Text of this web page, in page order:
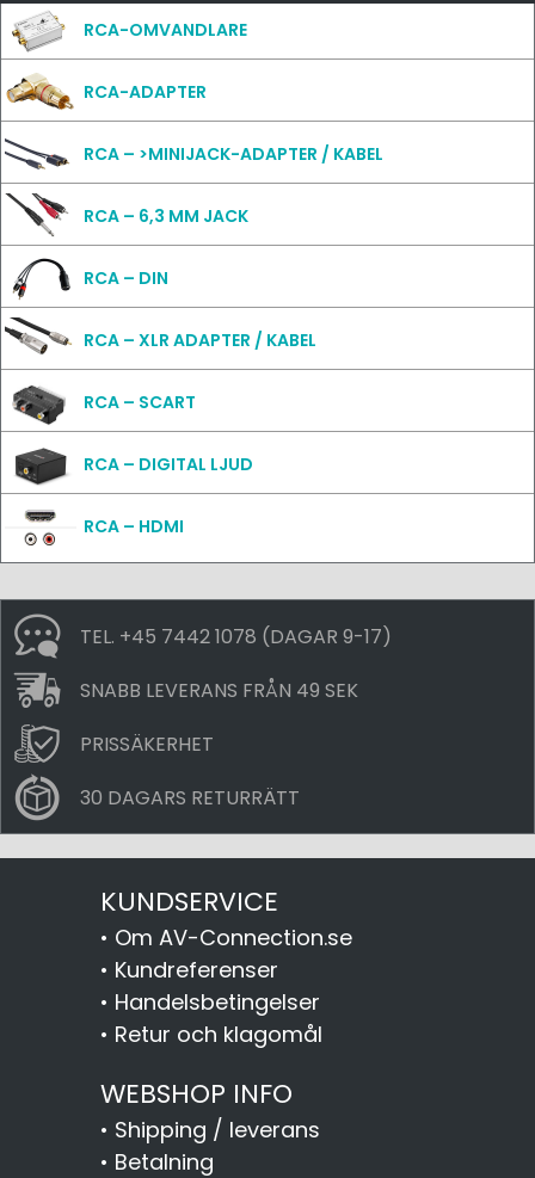
RCA-OMVANDLARE
RCA-ADAPTER
RCA – >MINIJACK-ADAPTER / KABEL
RCA – 6,3 MM JACK
RCA – DIN
RCA – XLR ADAPTER / KABEL
RCA – SCART
RCA – DIGITAL LJUD
RCA – HDMI
TEL. +45 7442 1078 (DAGAR 9-17)
SNABB LEVERANS FRÅN 49 SEK
PRISSÄKERHET
30 DAGARS RETURRÄTT
KUNDSERVICE
• Om AV-Connection.se
• Kundreferenser
• Handelsbetingelser
• Retur och klagomål
WEBSHOP INFO
• Shipping / leverans
• Betalning